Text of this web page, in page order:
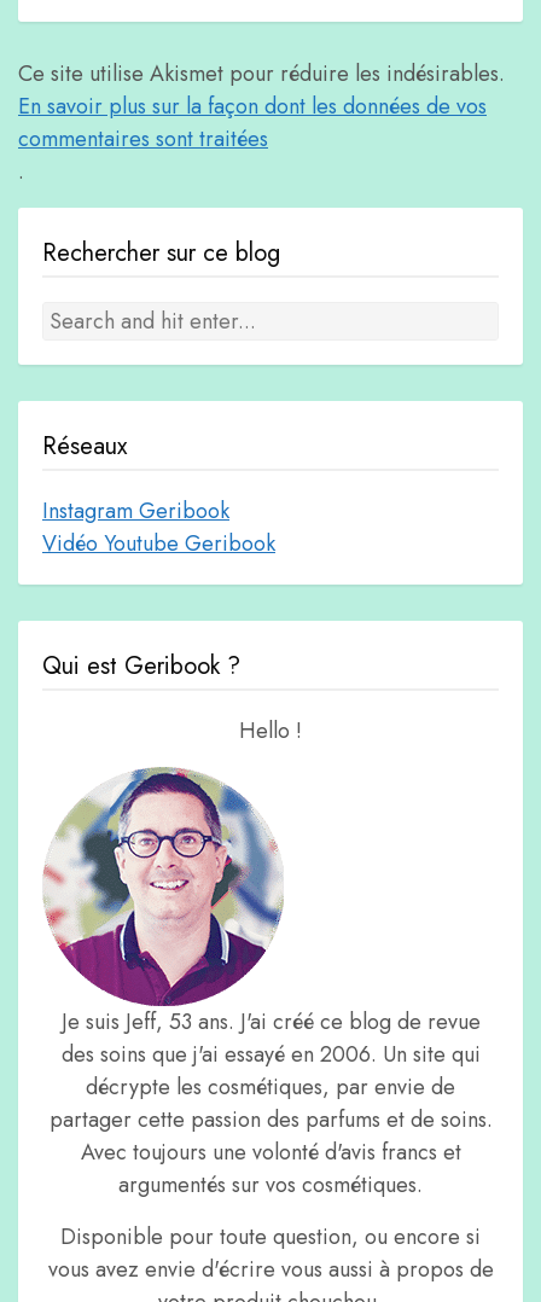
Ce site utilise Akismet pour réduire les indésirables.
En savoir plus sur la façon dont les données de vos
commentaires sont traitées
.
Rechercher sur ce blog
Réseaux
Instagram Geribook
Vidéo Youtube Geribook
Qui est Geribook ?
Hello !
Je suis Jeff, 53 ans. J'ai créé ce blog de revue
des soins que j'ai essayé en 2006. Un site qui
décrypte les cosmétiques, par envie de
partager cette passion des parfums et de soins.
Avec toujours une volonté d'avis francs et
argumentés sur vos cosmétiques.
Disponible pour toute question, ou encore si
vous avez envie d'écrire vous aussi à propos de